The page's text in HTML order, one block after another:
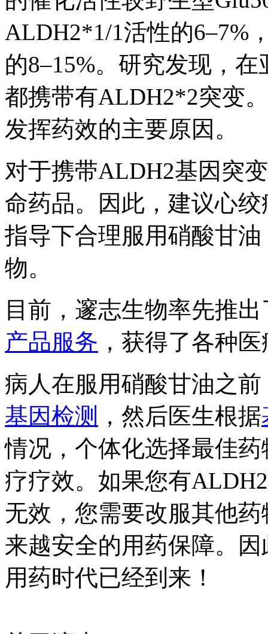
ALDH2*1/1活性的6–7%
的8–15%。研究发现，
都携带有ALDH2*2突变
发挥药效的主要原因。
对于携带ALDH2基因突
命药品。因此，建议心
指导下合理服用硝酸甘
物。
目前，邃志生物率先推
产品服务 ，获得了各种
病人在服用硝酸甘油之
基因检测
，然后医生根据
情况，个体化选择最佳
疗疗效。如果您有
无效，您需要改服其他药
来越安全的用药保障。
用药时代已经到来！